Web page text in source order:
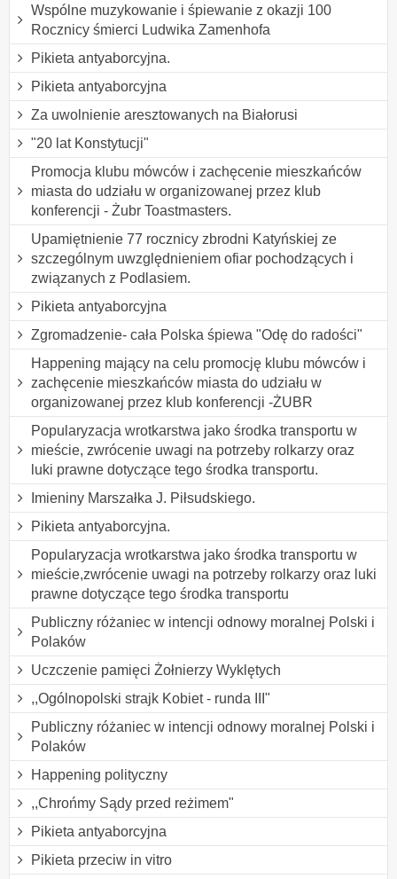
Wspólne muzykowanie i śpiewanie z okazji 100
Rocznicy śmierci Ludwika Zamenhofa
Pikieta antyaborcyjna.
Pikieta antyaborcyjna
Za uwolnienie aresztowanych na Białorusi
"20 lat Konstytucji"
Promocja klubu mówców i zachęcenie mieszkańców
miasta do udziału w organizowanej przez klub
konferencji - Żubr Toastmasters.
Upamiętnienie 77 rocznicy zbrodni Katyńskiej ze
szczególnym uwzględnieniem ofiar pochodzących i
związanych z Podlasiem.
Pikieta antyaborcyjna
Zgromadzenie- cała Polska śpiewa "Odę do radości"
Happening mający na celu promocję klubu mówców i
zachęcenie mieszkańców miasta do udziału w
organizowanej przez klub konferencji -ŻUBR
Popularyzacja wrotkarstwa jako środka transportu w
mieście, zwrócenie uwagi na potrzeby rolkarzy oraz
luki prawne dotyczące tego środka transportu.
Imieniny Marszałka J. Piłsudskiego.
Pikieta antyaborcyjna.
Popularyzacja wrotkarstwa jako środka transportu w
mieście,zwrócenie uwagi na potrzeby rolkarzy oraz luki
prawne dotyczące tego środka transportu
Publiczny różaniec w intencji odnowy moralnej Polski i
Polaków
Uczczenie pamięci Żołnierzy Wyklętych
,,Ogólnopolski strajk Kobiet - runda III"
Publiczny różaniec w intencji odnowy moralnej Polski i
Polaków
Happening polityczny
,,Chrońmy Sądy przed reżimem"
Pikieta antyaborcyjna
Pikieta przeciw in vitro